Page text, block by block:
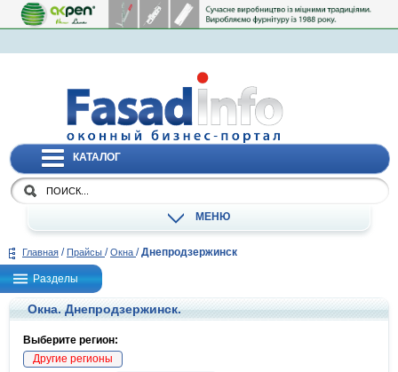
КАТАЛОГ
МЕНЮ
Главная / Прайсы / Окна / Днепродзержинск
Разделы
Окна. Днепродзержинск.
Выберите регион:
Другие регионы